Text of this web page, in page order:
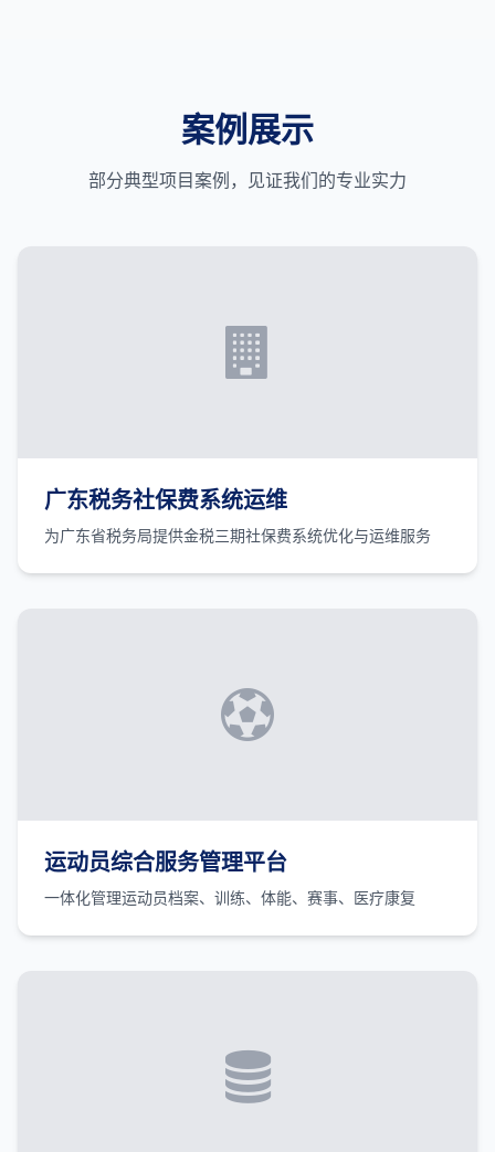
案例展示
部分典型项目案例，见证我们的专业实力
广东税务社保费系统运维
为广东省税务局提供金税三期社保费系统优化与运维服务
运动员综合服务管理平台
一体化管理运动员档案、训练、体能、赛事、医疗康复